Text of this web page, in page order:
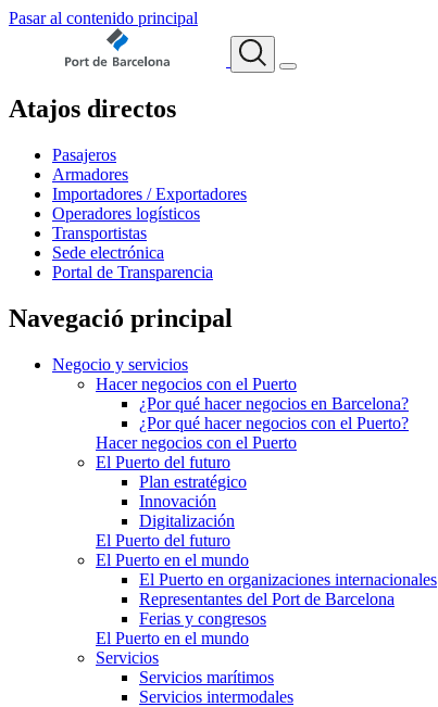
Pasar al contenido principal
Atajos directos
Pasajeros
Armadores
Importadores / Exportadores
Operadores logísticos
Transportistas
Sede electrónica
Portal de Transparencia
Navegació principal
Negocio y servicios
Hacer negocios con el Puerto
¿Por qué hacer negocios en Barcelona?
¿Por qué hacer negocios con el Puerto?
Hacer negocios con el Puerto
El Puerto del futuro
Plan estratégico
Innovación
Digitalización
El Puerto del futuro
El Puerto en el mundo
El Puerto en organizaciones internacionales
Representantes del Port de Barcelona
Ferias y congresos
El Puerto en el mundo
Servicios
Servicios marítimos
Servicios intermodales